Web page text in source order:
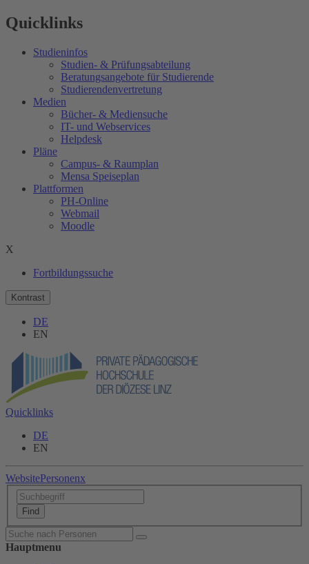
Quicklinks
Studieninfos
Studien- & Prüfungsabteilung
Beratungsangebote für Studierende
Studierendenvertretung
Medien
Bücher- & Mediensuche
IT- und Webservices
Helpdesk
Pläne
Campus- & Raumplan
Mensa Speiseplan
Plattformen
PH-Online
Webmail
Moodle
X
Fortbildungssuche
Kontrast
DE
EN
Quicklinks
DE
EN
WebsitePersonenx
Hauptmenu